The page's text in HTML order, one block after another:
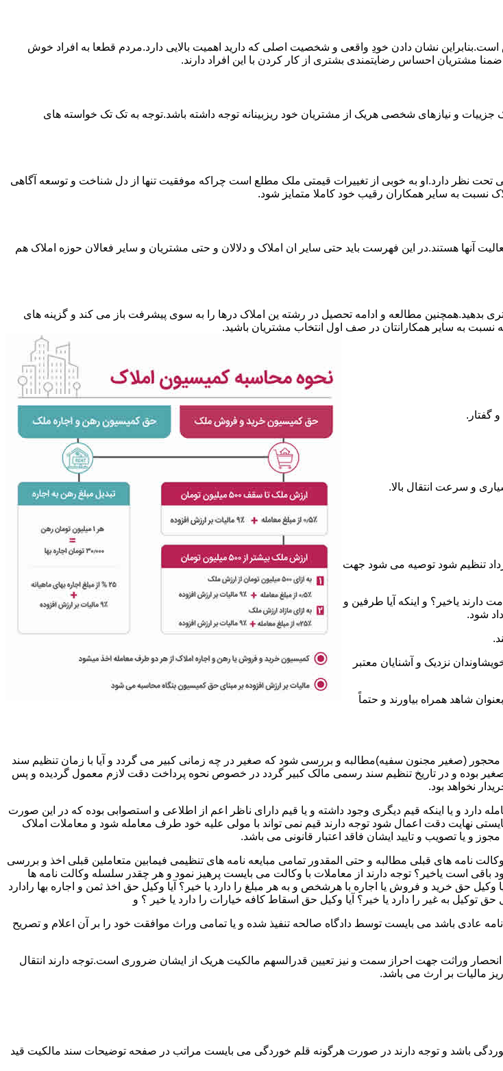
نشان دادن خودِ واقعی و شخصیت اصلی که دارید اهمیت بالایی دارد.مردم قطعا به افراد خوش
مشتریان احساس رضایتمندی بشتری از کار کردن با این افراد دارند.
و نیازهای شخصی هریک از مشتریان خود ریزبینانه توجه داشته باشد.توجه به تک تک خواسته های
تحت نظر دارد.او به خوبی از تغییرات قیمتی ملک مطلع است چراکه موفقیت تنها از دل شناخت و توسعه آگاهی
نسبت به سایر همکاران رقیب خود کاملا متمایز شود.
آنها هستند.در این فهرست باید حتی سایر ان املاک و دلالان و حتی مشتریان و سایر فعالان حوزه املاک هم
مطالعه و ادامه تحصیل در رشته ین املاک درها را به سوی پیشرفت باز می کند و گزینه های
به سایر همکارانتان در صف اول انتخاب مشتریان باشید.
تنظیم شود توصیه می شود جهت
یاخیر؟ و اینکه آیا طرفین و
شود.
نزدیک و آشنایان معتبر
شاهد همراه بیاورند و حتماً
(صغیر مجنون سفیه)مطالبه و بررسی شود که صغیر در چه زمانی کبیر می گردد و آیا با زمان تنظیم سند
بوده و در تاریخ تنظیم سند رسمی مالک کبیر گردد در خصوص نحوه پرداخت دقت لازم معمول گردیده و پس
نخواهد بود.
دارد و یا اینکه قیم دیگری وجود داشته و یا قیم دارای ناظر اعم از اطلاعی و استصوابی بوده که در این صورت
نهایت دقت اعمال شود توجه دارند قیم نمی تواند با مولی علیه خود طرف معامله شود و معاملات املاک
و یا تصویب و تایید ایشان فاقد اعتبار قانونی می باشد.
نامه های قبلی مطالبه و حتی المقدور تمامی مبایعه نامه های تنظیمی فیمابین متعاملین قبلی اخذ و بررسی
باقی است یاخیر؟ توجه دارند از معاملات با وکالت می بایست پرهیز نمود و هر چقدر سلسله وکالت نامه ها
حق خرید و فروش یا اجاره با هرشخص و به هر مبلغ را دارد یا خیر؟ آیا وکیل حق اخذ ثمن و اجاره بها رادارد
توکیل به غیر را دارد یا خیر؟ آیا وکیل حق اسقاط کافه خیارات را دارد یا خیر ؟ و
باشد می بایست توسط دادگاه صالحه تنفیذ شده و یا تمامی وراث موافقت خود را بر آن اعلام و تصریح
وراثت جهت احراز سمت و نیز تعیین قدرالسهم مالکیت هریک از ایشان ضروری است.توجه دارند انتقال
مالیات بر ارث می باشد.
باشد و توجه دارند در صورت هرگونه قلم خوردگی می بایست مراتب در صفحه توضیحات سند مالکیت قید